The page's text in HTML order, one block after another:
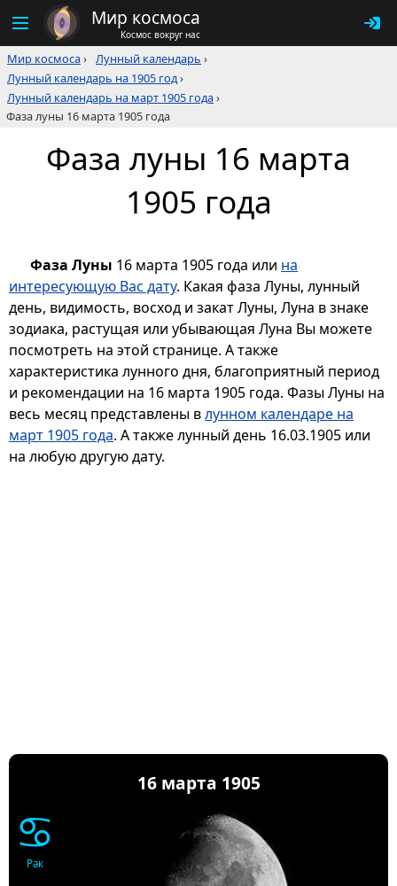
Мир космоса
Космос вокруг нас
Мир космоса› Лунный календарь ›
Лунный календарь на 1905 год›
Лунный календарь на март 1905 года›
Фаза луны 16 марта 1905 года
Фаза луны 16 марта
1905 года
Фаза Луны 16 марта 1905 года или на
интересующую Вас дату. Какая фаза Луны, лунный
день, видимость, восход и закат Луны, Луна в знаке
зодиака, растущая или убывающая Луна Вы можете
посмотреть на этой странице. А также
характеристика лунного дня, благоприятный период
и рекомендации на 16 марта 1905 года. Фазы Луны на
весь месяц представлены влунном календаре на
март 1905 года. А также лунный день 16.03.1905 или
на любую другую дату.
16 марта 1905
♋
Рак